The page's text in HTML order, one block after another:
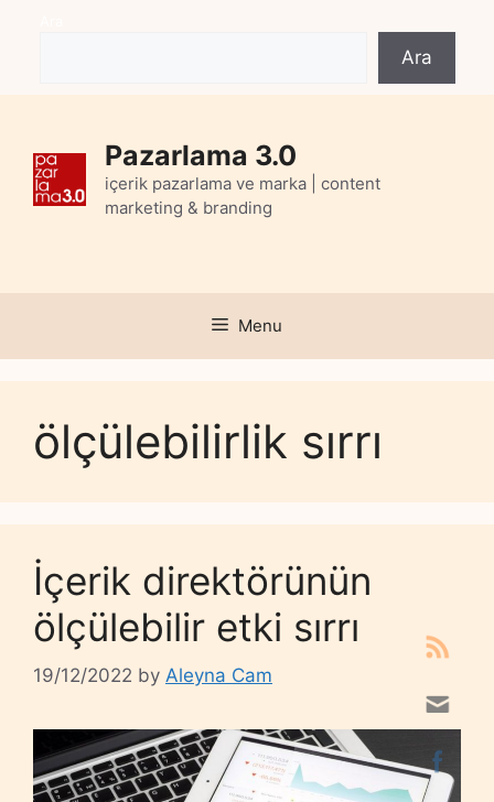
Ara
Pazarlama 3.0
içerik pazarlama ve marka | content
marketing & branding
Menu
ölçülebilirlik sırrı
İçerik direktörünün
ölçülebilir etki sırrı
19/12/2022 by Aleyna Cam